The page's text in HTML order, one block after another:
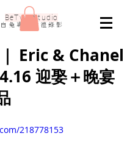
​BeTwo Studio
​白 兔 專 業 婚 禮 錄 影
Eric & Chanel
迎娶＋晚宴
218778153